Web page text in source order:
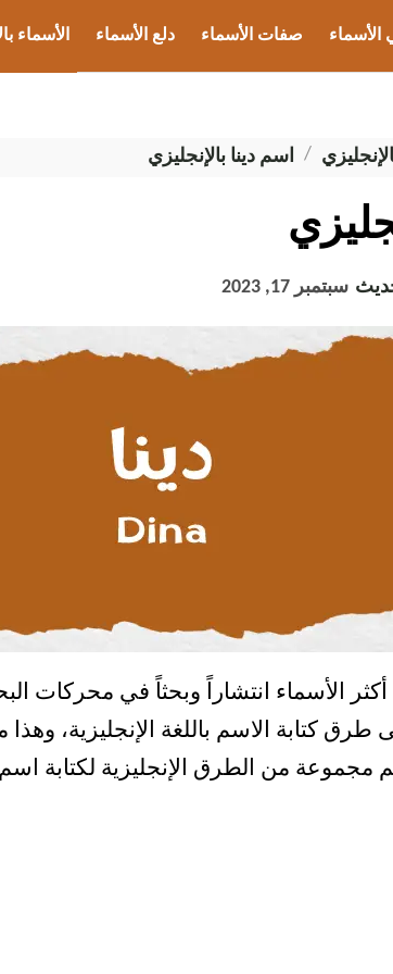
الأسماء صفات الأسماء دلع الأسماء الأسماء
اسم دينا بالإنجليزي
سبتمبر 17, 2023
أكثر الأسماء انتشاراً وبحثاً في
كتابة الاسم باللغة الإنجليزية، وهذا
من الطرق الإنجليزية لكتابة اسم